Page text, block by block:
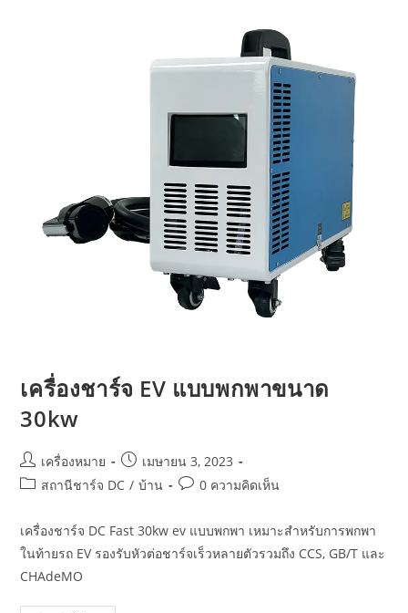
เครื่องชาร์จ EV แบบพกพาขนาด
30kw
เครื่องหมาย
เมษายน 3, 2023
สถานีชาร์จ DC / บ้าน 0 ความคิดเห็น
เครื่องชาร์จ DC Fast 30kw ev แบบพกพา เหมาะสำหรับการพกพา
ในท้ายรถ EV รองรับหัวต่อชาร์จเร็วหลายตัวรวมถึง CCS, GB/T และ
CHAdeMO